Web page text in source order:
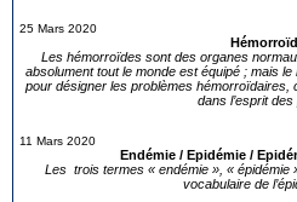
25 Mars 2020
Les hémorroïdes sont des organes
absolument tout le monde est équipé ; mais
pour désigner les problèmes hémorroïdaires,
dans l’esprit des
11 Mars 2020
Endémie / Epidémie /
Les trois termes « endémie », « épidémie
vocabulaire de